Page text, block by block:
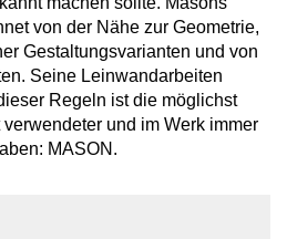
von der Nähe zur Geometrie,
Gestaltungsvarianten und von
Seine Leinwandarbeiten
Regeln ist die möglichst
und im Werk immer
MASON.